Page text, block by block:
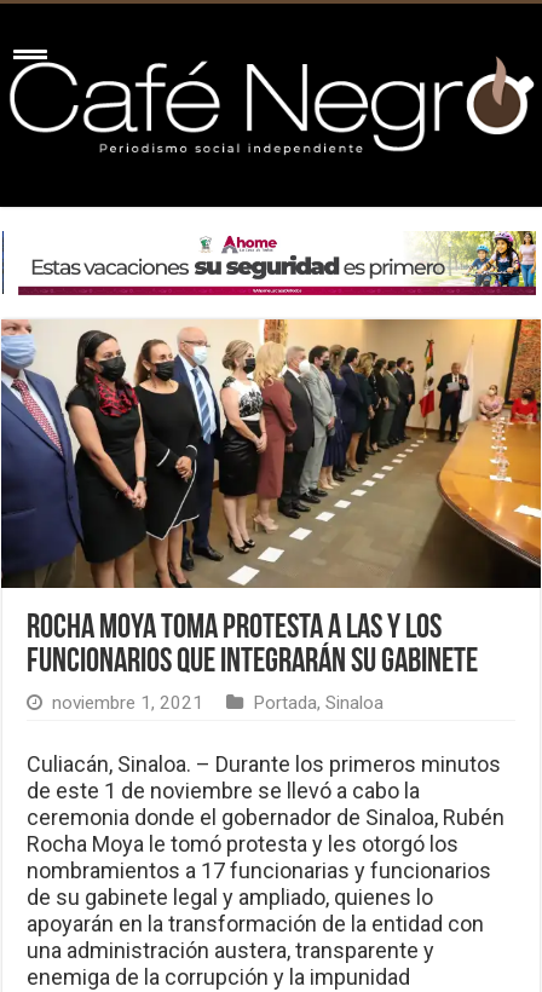
Rocha Moya toma protesta a las y los
funcionarios que integrarán su gabinete
noviembre 1, 2021 Portada,Sinaloa
Culiacán, Sinaloa. – Durante los primeros minutos
de este 1 de noviembre se llevó a cabo la
ceremonia donde el gobernador de Sinaloa, Rubén
Rocha Moya le tomó protesta y les otorgó los
nombramientos a 17 funcionarias y funcionarios
de su gabinete legal y ampliado, quienes lo
apoyarán en la transformación de la entidad con
una administración austera, transparente y
enemiga de la corrupción y la impunidad